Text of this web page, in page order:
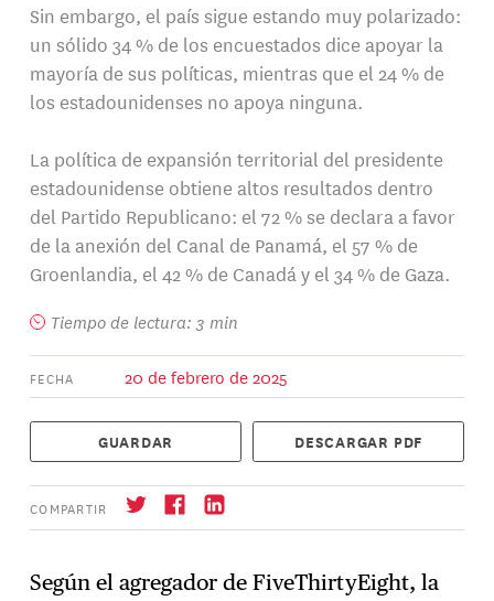
Sin embargo, el país sigue estando muy polarizado:
un sólido 34 % de los encuestados dice apoyar la
mayoría de sus políticas, mientras que el 24 % de
los estadounidenses no apoya ninguna.
La política de expansión territorial del presidente
estadounidense obtiene altos resultados dentro
del Partido Republicano: el 72 % se declara a favor
de la anexión del Canal de Panamá, el 57 % de
Groenlandia, el 42 % de Canadá y el 34 % de Gaza.
Tiempo de lectura: 3 min
FECHA 20 de febrero de 2025
GUARDAR DESCARGAR PDF
COMPARTIR
Según el agregador de FiveThirtyEight, la